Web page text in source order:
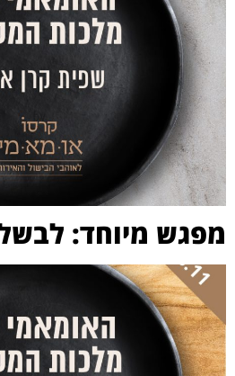
מפגש מיוחד: